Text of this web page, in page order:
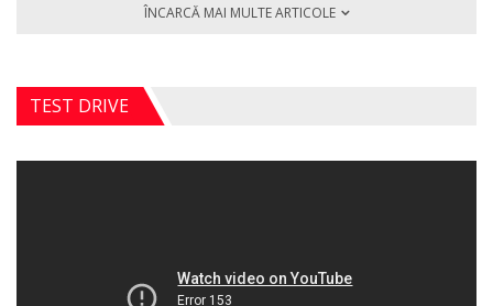
ÎNCARCĂ MAI MULTE ARTICOLE
TEST DRIVE